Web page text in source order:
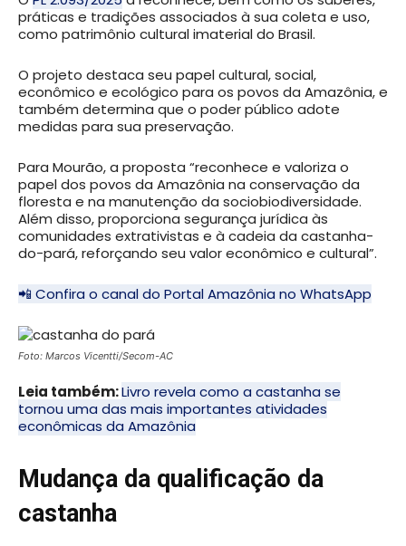
práticas e tradições associados à sua coleta e uso,
como patrimônio cultural imaterial do Brasil.
O projeto destaca seu papel cultural, social,
econômico e ecológico para os povos da Amazônia, e
também determina que o poder público adote
medidas para sua preservação.
Para Mourão, a proposta “reconhece e valoriza o
papel dos povos da Amazônia na conservação da
floresta e na manutenção da sociobiodiversidade.
Além disso, proporciona segurança jurídica às
comunidades extrativistas e à cadeia da castanha-
do-pará, reforçando seu valor econômico e cultural”.
📲 Confira o canal do Portal Amazônia no WhatsApp
Foto: Marcos Vicentti/Secom-AC
Leia também:Livro revela como a castanha se
tornou uma das mais importantes atividades
econômicas da Amazônia
Mudança da qualificação da
castanha